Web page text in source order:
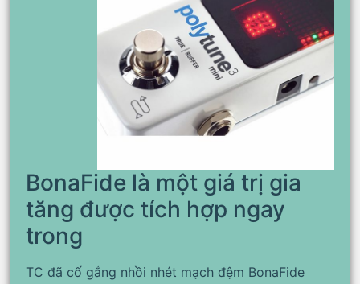
BonaFide là một giá trị gia
tăng được tích hợp ngay
trong
TC đã cố gắng nhồi nhét mạch đệm BonaFide